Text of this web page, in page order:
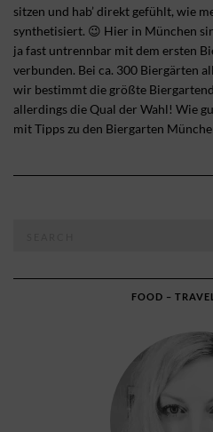
sitzen und hab’ direkt gefühlt, wie
synthetisiert. 😉 Hier in München
ja fast untrennbar mit dem ersten
verbunden. Bei ca. 300 Biergärten
wir bestimmt die größte
allerdings die Qual der Wahl! Wie
mit Tipps zu den Biergarten
FOOD –